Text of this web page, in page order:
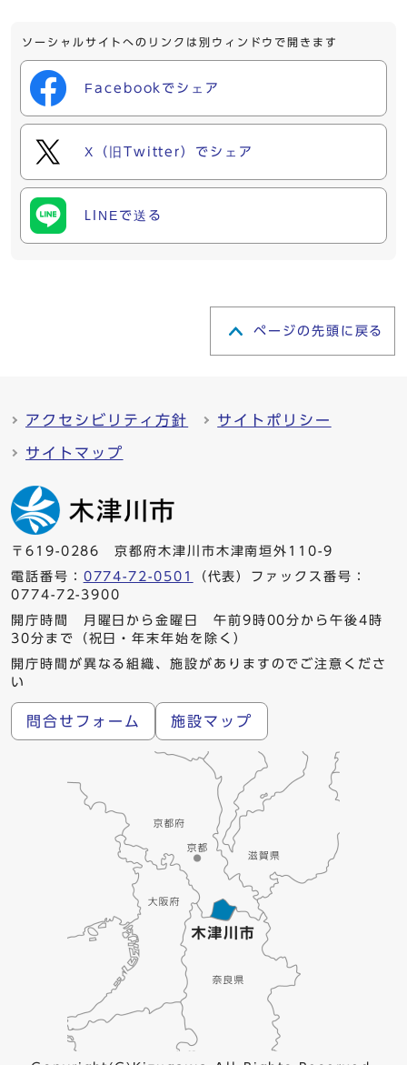
ソーシャルサイトへのリンクは別ウィンドウで開きます
Facebookでシェア
X（旧Twitter）でシェア
LINEで送る
ページの先頭に戻る
アクセシビリティ方針 サイトポリシー
サイトマップ
〒619-0286 京都府木津川市木津南垣外110-9
電話番号： 0774-72-0501
（代表）ファックス番号：
0774-72-3900
開庁時間 月曜日から金曜日 午前9時00分から午後4時
30分まで（祝日・年末年始を除く）
開庁時間が異なる組織、施設がありますのでご注意くださ
い
問合せフォーム 施設マップ